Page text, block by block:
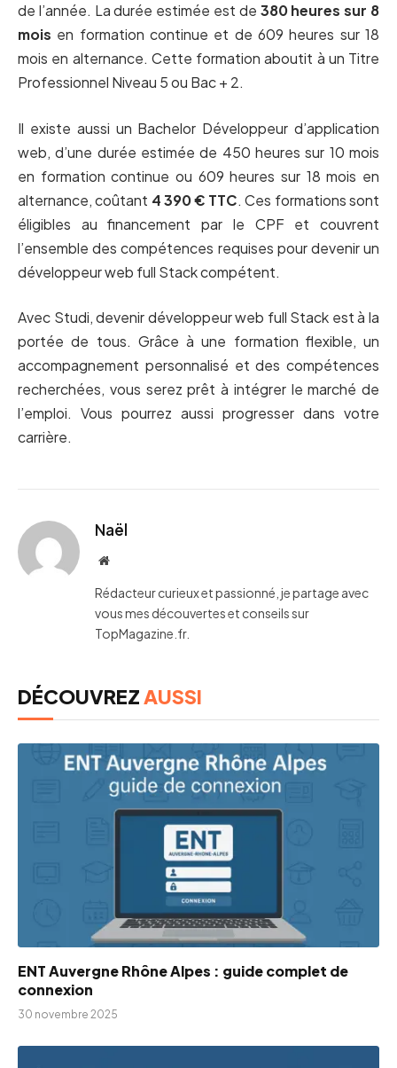
de l’année. La durée estimée est de 380 heures sur 8
mois en formation continue et de 609 heures sur 18
mois en alternance. Cette formation aboutit à un Titre
Professionnel Niveau 5 ou Bac + 2.
Il existe aussi un Bachelor Développeur d’application
web, d’une durée estimée de 450 heures sur 10 mois
en formation continue ou 609 heures sur 18 mois en
alternance, coûtant 4 390 € TTC. Ces formations sont
éligibles au financement par le CPF et couvrent
l’ensemble des compétences requises pour devenir un
développeur web full Stack compétent.
Avec Studi, devenir développeur web full Stack est à la
portée de tous. Grâce à une formation flexible, un
accompagnement personnalisé et des compétences
recherchées, vous serez prêt à intégrer le marché de
l’emploi. Vous pourrez aussi progresser dans votre
carrière.
Naël
Website
Rédacteur curieux et passionné, je partage avec
vous mes découvertes et conseils sur
TopMagazine.fr.
DÉCOUVREZAUSSI
ENT Auvergne Rhône Alpes : guide complet de
connexion
30 novembre 2025